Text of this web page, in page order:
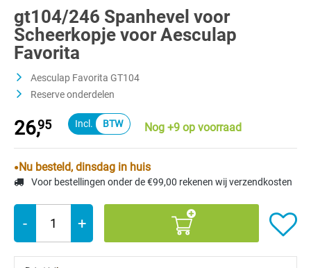
gt104/246 Spanhevel voor
Scheerkopje voor Aesculap
Favorita
Aesculap Favorita GT104
Reserve onderdelen
26,95 Nog +9 op voorraad
Nu besteld, dinsdag in huis
Voor bestellingen onder de €99,00 rekenen wij verzendkosten
- +